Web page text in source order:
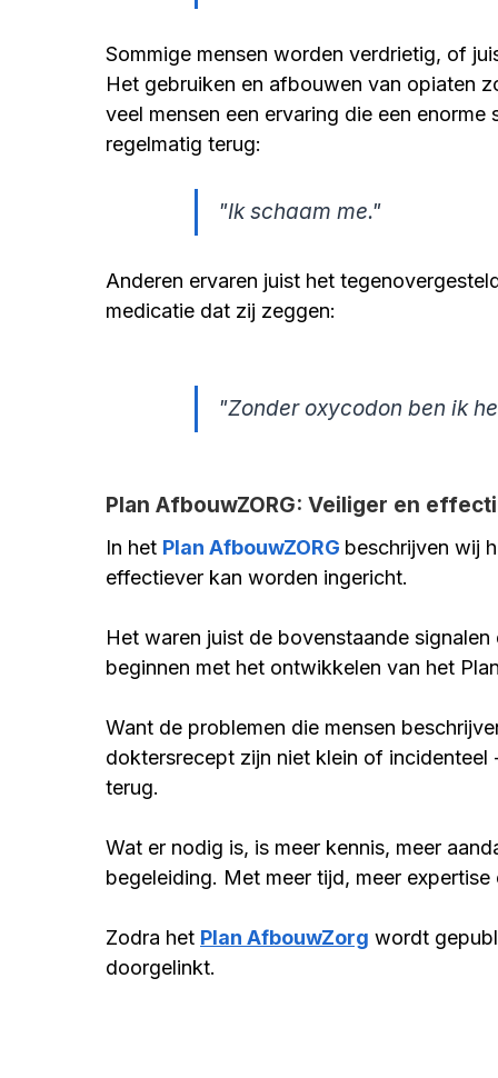
Sommige mensen worden verdrietig, of
Het gebruiken en afbouwen van opiaten
veel mensen een ervaring die een
regelmatig terug:
"Ik schaam me."
Anderen ervaren juist het
medicatie dat zij zeggen:
"Zonder oxycodon ben ik
Plan AfbouwZORG: Veiliger en
In het Plan AfbouwZORG beschrijven wij
effectiever kan worden ingericht.
Het waren juist de bovenstaande
beginnen met het ontwikkelen van het
Want de problemen die mensen
doktersrecept zijn niet klein of
terug.
Wat er nodig is, is meer kennis, meer
begeleiding. Met meer tijd, meer
Zodra het Plan AfbouwZorg wordt
doorgelinkt.